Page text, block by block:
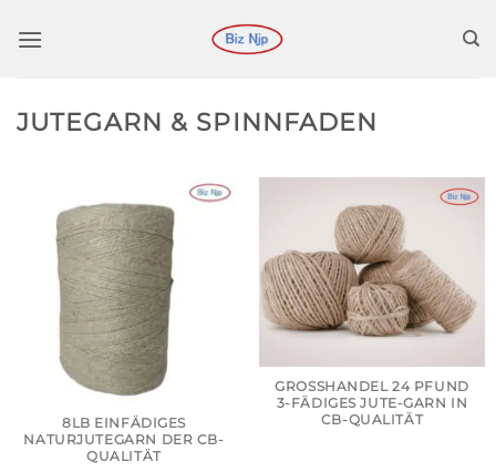
Inhalt
JUTEGARN & SPINNFADEN
8LB EINFÄDIGES
NATURJUTEGARN DER CB-
QUALITÄT
GROSSHANDEL 24 PFUND 3
-FÄDIGES JUTE-GARN IN C
B-QUALITÄT